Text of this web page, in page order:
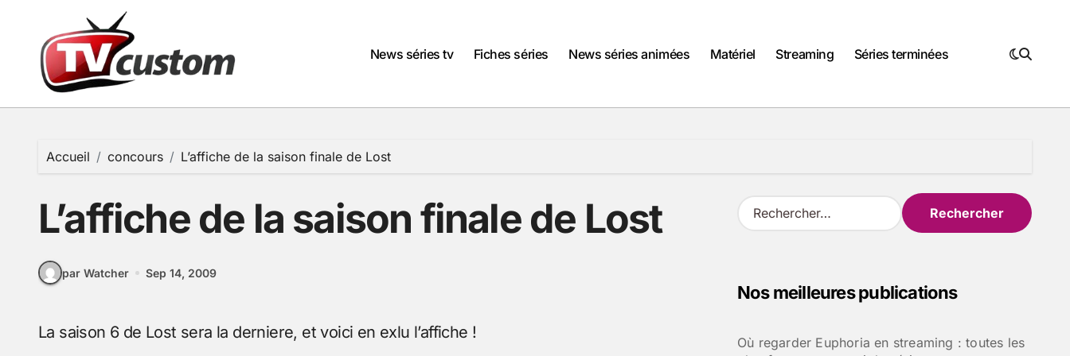
contenu
News séries tv Fiches séries News séries animées Matériel Streaming Séries terminées
Accueil concours L’affiche de la saison finale de Lost
L’affiche de la saison finale de Lost
par Watcher Sep 14, 2009
La saison 6 de Lost sera la derniere, et voici en exlu l’affiche !
R
e
r
e
Nos meilleures publications
Où regarder Euphoria en streaming : toutes les